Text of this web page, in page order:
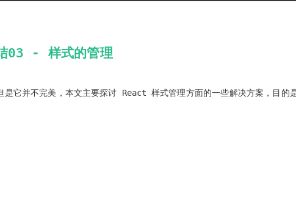
03 - 样式的管理
是它并不完美，本文主要探讨 React 样式管理方面的一些解决方案，目